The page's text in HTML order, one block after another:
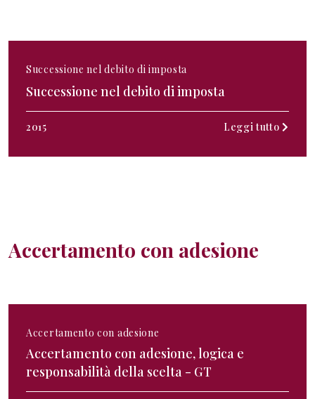
Successione nel debito di imposta
Successione nel debito di imposta
2015 Leggi tutto
Accertamento con adesione
Accertamento con adesione
Accertamento con adesione, logica e
responsabilità della scelta - GT